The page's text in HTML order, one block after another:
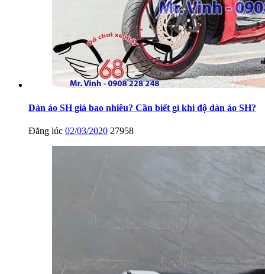
Dàn áo SH giá bao nhiêu? Cần biết gì khi độ dàn áo SH?
Đăng lúc 02/03/2020 27958